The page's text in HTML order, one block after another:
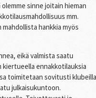
sinne joitain hieman
mm.
mahdollista hankkia myös
eikä valmista saatu
ennakkotilauksia
toimitetaan sovitusti klubeilla
julkaisukuntoon.